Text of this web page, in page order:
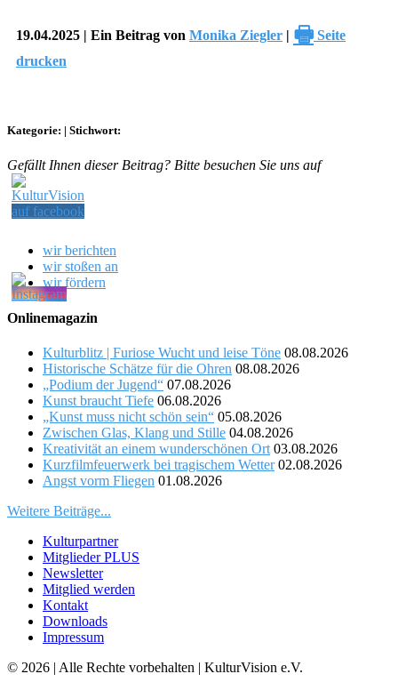
19.04.2025 | Ein Beitrag von Monika Ziegler | 🖶 Seite
drucken
Kategorie: | Stichwort:
Gefällt Ihnen dieser Beitrag? Bitte besuchen Sie uns auf
wir berichten
wir stoßen an
wir fördern
Onlinemagazin
Kulturblitz | Furiose Wucht und leise Töne 08.08.2026
Historische Schätze für die Ohren 08.08.2026
„Podium der Jugend“ 07.08.2026
Kunst braucht Tiefe 06.08.2026
„Kunst muss nicht schön sein“ 05.08.2026
Zwischen Glas, Klang und Stille 04.08.2026
Kreativität an einem wunderschönen Ort 03.08.2026
Kurzfilmfeuerwerk bei tragischem Wetter 02.08.2026
Angst vorm Fliegen 01.08.2026
Weitere Beiträge...
Kulturpartner
Mitglieder PLUS
Newsletter
Mitglied werden
Kontakt
Downloads
Impressum
© 2026 | Alle Rechte vorbehalten | KulturVision e.V.